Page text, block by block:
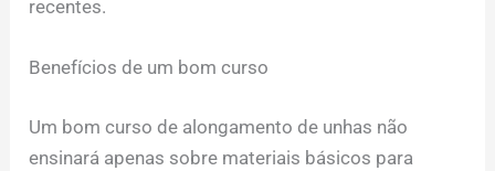
recentes.
Benefícios de um bom curso
Um bom curso de alongamento de unhas não
ensinará apenas sobre materiais básicos para